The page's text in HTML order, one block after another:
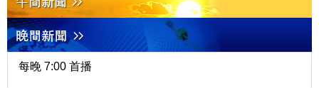
每晚 7:00 首播